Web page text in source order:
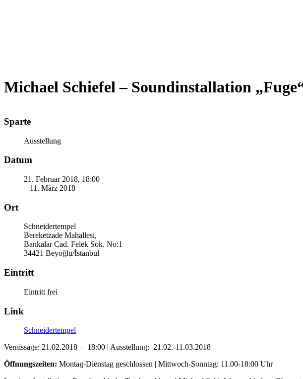
Michael Schiefel – Soundinstallation
Sparte
Ausstellung
Datum
21. Februar 2018, 18:00
– 11. März 2018
Ort
Schneidertempel
Bereketzade Mahallesi,
Bankalar Cad. Felek Sok. No:1
34421 Beyoğlu/İstanbul
Eintritt
Eintritt frei
Link
Schneidertempel
Vernissage: 21.02.2018 – 18:00 | Ausstellung: 21.02.-11.03.2018
Öffnungszeiten: Montag-Dienstag geschlossen | Mittwoch-Sonntag: 11.00-18:00 Uhr